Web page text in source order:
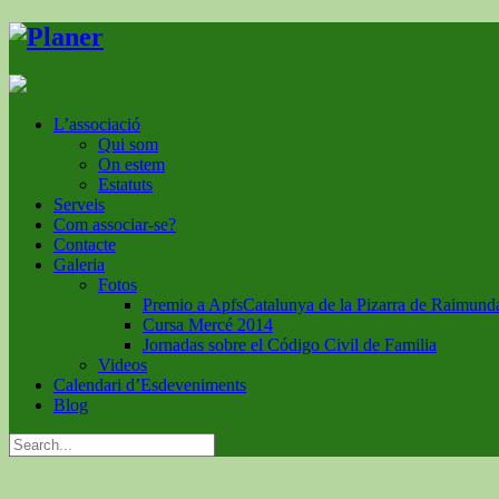
L’associació
Qui som
On estem
Estatuts
Serveis
Com associar-se?
Contacte
Galeria
Fotos
Premio a ApfsCatalunya de la Pizarra de
Cursa Mercé 2014
Jornadas sobre el Código Civil de Familia
Videos
Calendari d’Esdeveniments
Blog